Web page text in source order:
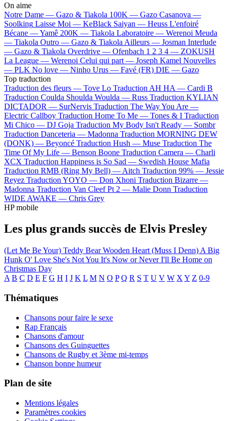
On aime
Notre Dame — Gazo & Tiakola 100K — Gazo Casanova —
Soolking Laisse Moi — KeBlack Saiyan — Heuss L'enfoiré
Bécane —Yamê 200K — Tiakola Laboratoire — Werenoi Meuda
— Tiakola Outro — Gazo & Tiakola Ailleurs — Josman Interlude
— Gazo & Tiakola Overdrive — Ofenbach 1 2 3 4 — ZOKUSH
La League — Werenoi Celui qui part — Joseph Kamel Nouvelles
— PLK No love — Ninho Urus — Favé (FR) DIE — Gazo
Top traduction
Traduction des fleurs — Tove Lo Traduction AH HA — Cardi B
Traduction Coulda Shoulda Woulda — Russ Traduction KYLIAN
DICTADOR — SurNervis Traduction The Way You Are —
Electric Callboy Traduction Home To Me — Tones & I Traduction
Mi Chico — DJ Goja Traduction My Body Isn't Ready — Sombr
Traduction Danceteria — Madonna Traduction MORNING DEW
(DONK) — Beyoncé Traduction Hush — Muse Traduction The
Time Of My Life — Benson Boone Traduction Camera — Charli
XCX Traduction Happiness is So Sad — Swedish House Mafia
Traduction RMB (Ring My Bell) — Aitch Traduction 99% — Jessie
Reyez Traduction YOYO — Don Xhoni Traduction Bizarre —
Madonna Traduction Van Cleef Pt 2 — Malie Donn Traduction
WIDE AWAKE — Chris Grey
HP mobile
Les plus grands succès de Elvis Presley
(Let Me Be Your) Teddy BearWooden Heart (Muss I Denn) A Big
Hunk O' Love She's Not You It's Now or NeverI'll Be Home on
Christmas Day
A B C D E F G H I J K L M N O P Q R S T U V W X Y Z 0-9
Thématiques
Chansons pour faire le sexe
Rap Français
Chansons d'amour
Chansons des Guinguettes
Chansons de Rugby et 3ème mi-temps
Chanson bonne humeur
Plan de site
Mentions légales
Paramètres cookies